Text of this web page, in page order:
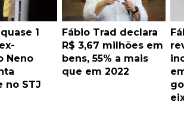
1
Neno
no STJ
Fábio Trad declara
R$ 3,67 milhões em
bens, 55% a mais
que em 2022